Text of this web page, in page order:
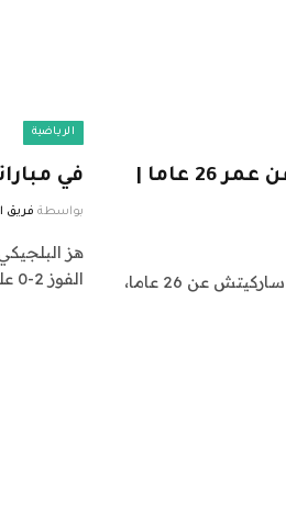
وفاة مفاجئة لحارس مرمى منتخب الجبل الأسود عن عمر 26 عاما |
توفيَ حارس مرمى منتخب الجبل الأسود (مونتينيغرو) الدولي ماتيا ساركيتش عن 26 عاما،
الرياضية
في مباراته الـ100.. دي بروين
بواسطة فريق
الفوز 2-0 على الجبل الأسود…